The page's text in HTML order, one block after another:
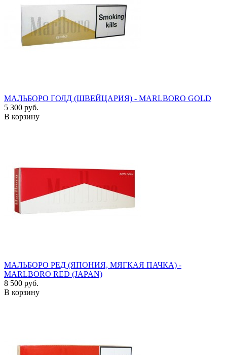
МАЛЬБОРО ГОЛД (ШВЕЙЦАРИЯ) - MARLBORO GOLD
5 300 руб.
В корзину
МАЛЬБОРО РЕД (ЯПОНИЯ, МЯГКАЯ ПАЧКА) -
MARLBORO RED (JAPAN)
8 500 руб.
В корзину